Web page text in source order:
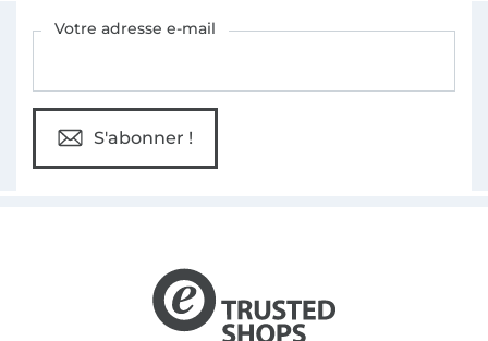
Votre adresse e-mail
S'abonner !